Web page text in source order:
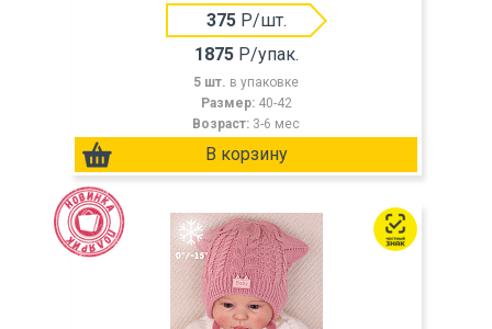
375Р/шт.
1875Р/упак.
5 шт. в упаковке
Размер: 40-42
Возраст: 3-6 мес